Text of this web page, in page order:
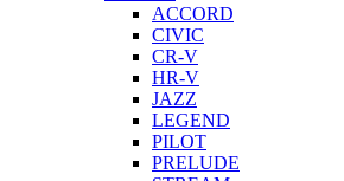
ACCORD
CIVIC
CR-V
HR-V
JAZZ
LEGEND
PILOT
PRELUDE